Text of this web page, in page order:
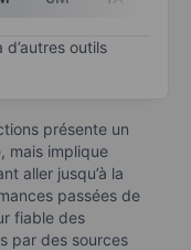
outils
présente un
mais implique
aller jusqu’à la
passées de
fiable des
par des sources